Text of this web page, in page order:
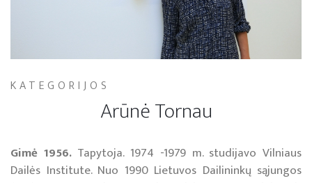
KATEGORIJOS
Arūnė Tornau
Gimė 1956.Tapytoja. 1974 -1979 m. studijavo Vilniaus
Dailės Institute. Nuo 1990 Lietuvos Dailininkų sąjungos